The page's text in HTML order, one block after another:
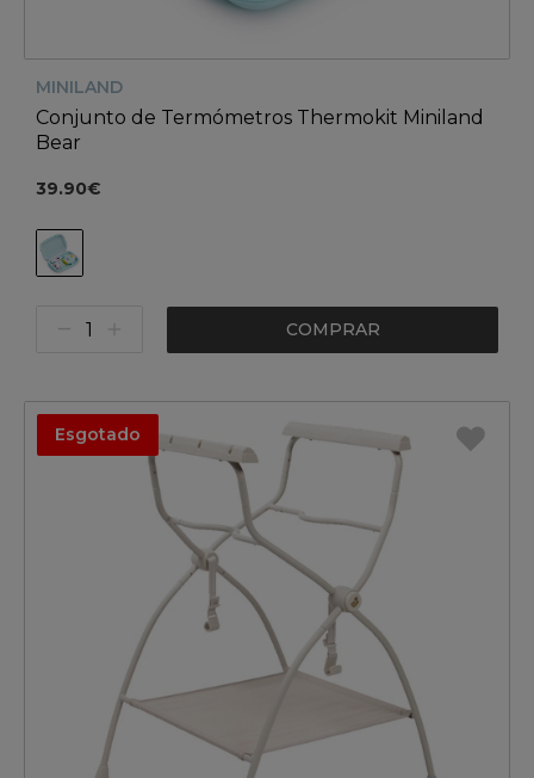
MINILAND
Conjunto de Termómetros Thermokit Miniland
Bear
39.90€
COMPRAR
Esgotado